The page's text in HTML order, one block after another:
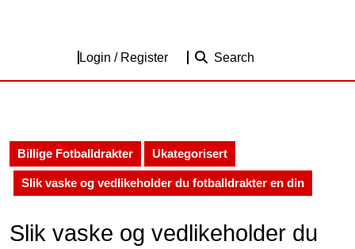
Login / RegisterLogin
Search
Billige Fotballdrakter Ukategorisert
Slik vaske og vedlikeholder du fotballdrakter en din
Slik vaske og vedlikeholder du